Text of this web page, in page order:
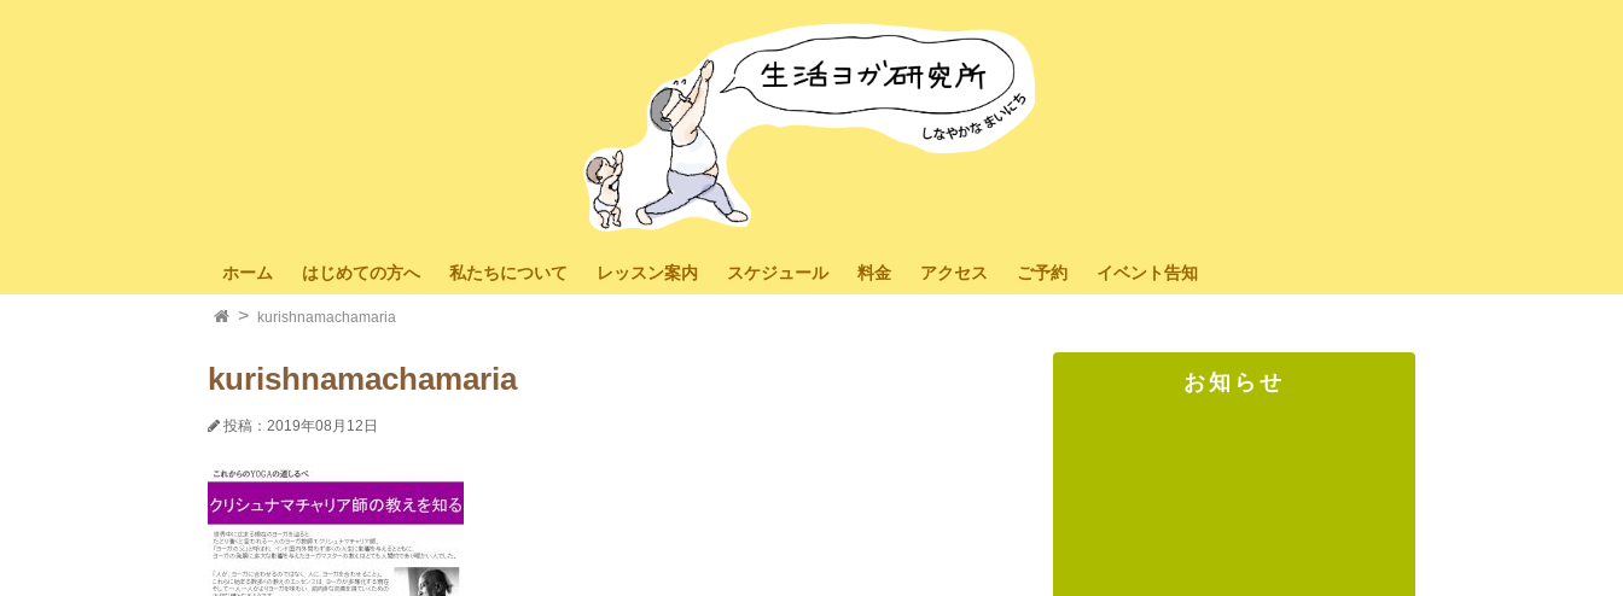
ホーム はじめての方へ 私たちについて レッスン案内 スケジュール 料金 アクセス ご予約 イベント告知
kurishnamachamaria
kurishnamachamaria
投稿：2019年08月12日
お知らせ